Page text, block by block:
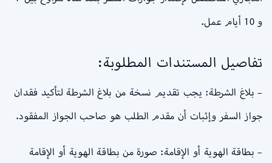
و 10 أيام عمل.
تفاصيل المستندات المطلوبة:
– بلاغ الشرطة: يجب تقديم نسخة من بلاغ الشرطة لتأكيد فقدان
جواز السفر وإثبات أن مقدم الطلب هو صاحب الجواز المفقود.
– بطاقة الهوية أو الإقامة: صورة من بطاقة الهوية أو الإقامة